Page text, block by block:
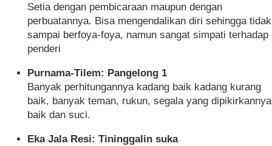
Setia dengan pembicaraan maupun dengan
perbuatannya. Bisa mengendalikan diri sehingga tidak
sampai berfoya-foya, namun sangat simpati terhadap
penderi
Purnama-Tilem: Pangelong 1
Banyak perhitungannya kadang baik kadang kurang
baik, banyak teman, rukun, segala yang dipikirkannya
baik dan suci.
Eka Jala Resi: Tininggalin suka